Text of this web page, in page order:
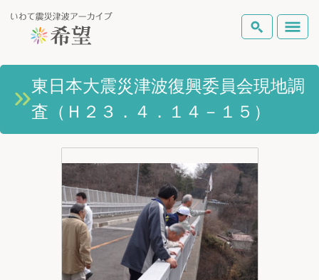
いわて震災津波アーカイブとは
岩手県の被害状況
ピックアップコンテンツ
Foreign Laguage
検索
東日本大震災津波復興委員会現地調
査（Ｈ２３．４．１４－１５）